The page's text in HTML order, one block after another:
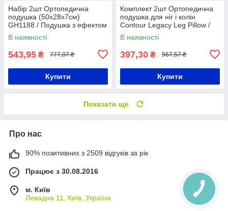
Набір 2шт Ортопедична
подушка (50х28х7см)
GH1188 / Подушка з ефектом
пам'яті / Подушка анатомічна
В наявності
543,95 ₴ 777,07 ₴
Купити
Комплект 2шт Ортопедична
подушка для ніг і колін
Contour Legacy Leg Pillow /
Подушка між ніг
В наявності
397,30 ₴ 567,57 ₴
Купити
Показати ще
Про нас
90% позитивних з 2509 відгуків за рік
Працює з 30.08.2016
м. Київ
Левадна 11, Київ, Україна